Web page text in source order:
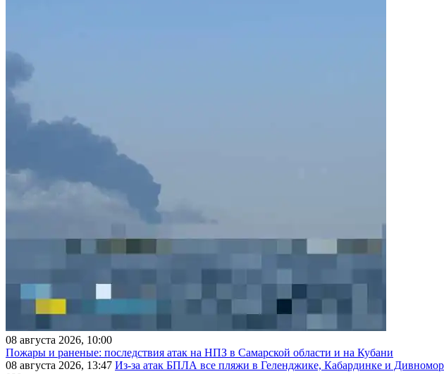
08 августа 2026, 10:00
Пожары и раненые: последствия атак на НПЗ в Самарской области и на Кубани
08 августа 2026, 13:47 Из-за атак БПЛА все пляжи в Геленджике, Кабардинке и